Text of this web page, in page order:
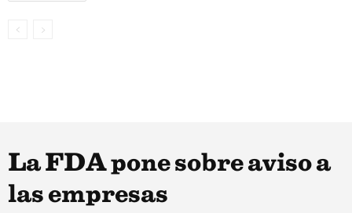
La FDA pone sobre aviso a
las empresas